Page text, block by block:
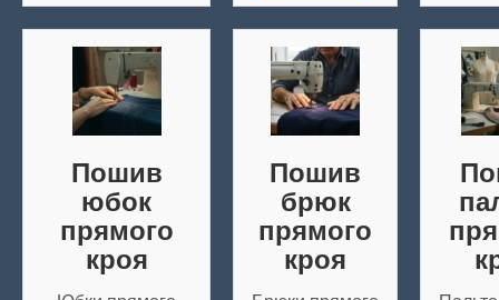
Пошив
юбок
прямого
кроя
Пошив
брюк
прямого
кроя